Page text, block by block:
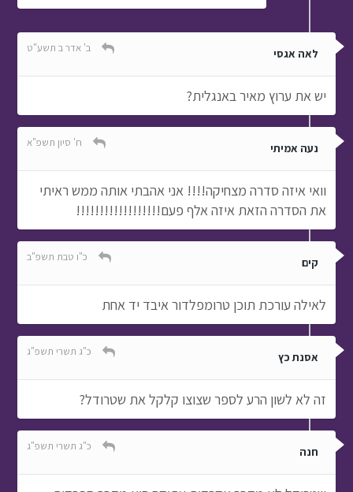
לאה אגסי ב' אדר ב תשע"ט
יש את ערוץ מאיר באנגלית?
נעה אמיתי ח' סיון תשפ"א
וואי איזה סדרה מצחיקה!!!! אני אהבתי אותה ממש ראיתי
את הסדרה הזאת איזה אלף פעם!!!!!!!!!!!!!!!!!!
קים כ"ו טבת תשפ"ב
לאילה עורכת תוכן טרומפלדור איבד יד אחת
אסנת כץ כ"ג תשרי תשפ"ג
זה לא לשון הרע לספר שצוצו קלקל את שטרודל?
חנה כ"ג תשרי תשפ"ג